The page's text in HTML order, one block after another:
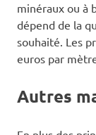
minéraux ou à
dépend de la
souhaité. Les
euros par
Autres